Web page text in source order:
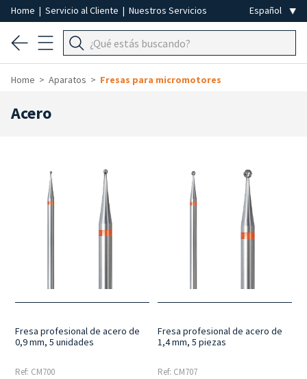
Home | Servicio al Cliente | Nuestros Servicios
Home Aparatos Fresas para micromotores
Acero
Fresa profesional de acero de
0,9 mm, 5 unidades
Ref: CM700
Fresa profesional de acero de
1,4 mm, 5 piezas
Ref: CM707